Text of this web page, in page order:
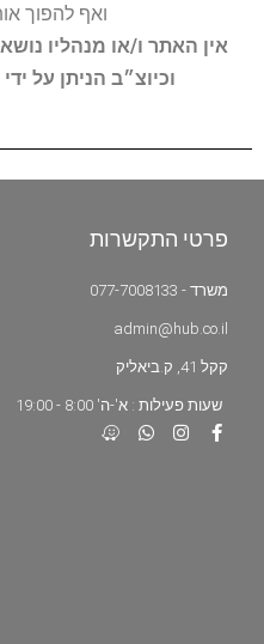
ואף להפוך
אין האתר ו/או מנהליו
וכיוצ״ב הניתן על
פרטי התקשרות
משרד - 077-7008133
admin@hub.co.il
קקל 41, ק.ביאליק
שעות פעילות : א'-ה' 8:00 - 19:00